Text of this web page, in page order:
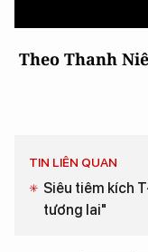
Theo Thanh
TIN LIÊN QUAN
Siêu tiêm kích
tương lai"